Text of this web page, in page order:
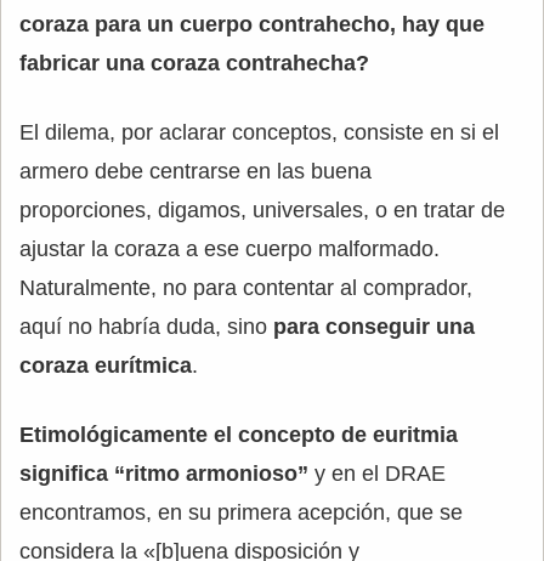
coraza para un cuerpo contrahecho, hay que
fabricar una coraza contrahecha?
El dilema, por aclarar conceptos, consiste en si el
armero debe centrarse en las buena
proporciones, digamos, universales, o en tratar de
ajustar la coraza a ese cuerpo malformado.
Naturalmente, no para contentar al comprador,
aquí no habría duda, sino para conseguir una
coraza eurítmica.
Etimológicamente el concepto de euritmia
significa “ritmo armonioso” y en el DRAE
encontramos, en su primera acepción, que se
considera la «[b]uena disposición y